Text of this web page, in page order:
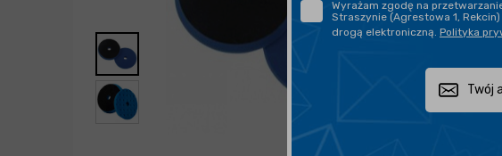
Wyrażam zgodę na
Straszynie (Agrestowa 1,
drogą elektroniczną. Polityka